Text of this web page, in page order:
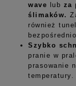
wave lub za
ślimaków.
również
Szybko
pranie w
prasowanie
temperatury.